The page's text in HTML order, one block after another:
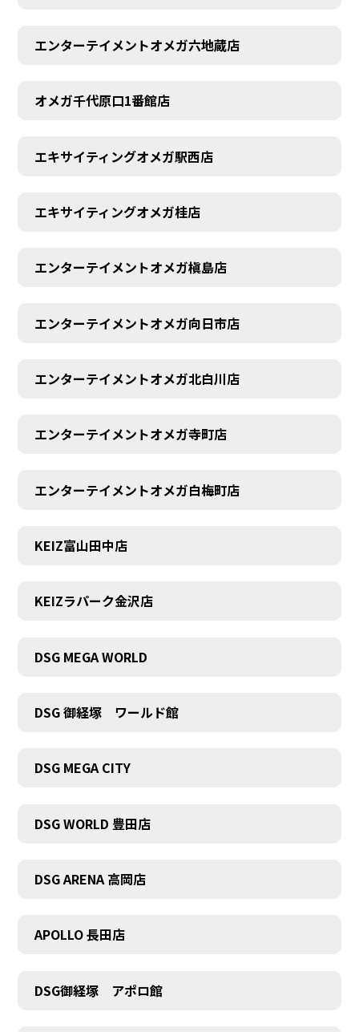
エンターテイメントオメガ六地蔵店
オメガ千代原口1番館店
エキサイティングオメガ駅西店
エキサイティングオメガ桂店
エンターテイメントオメガ槇島店
エンターテイメントオメガ向日市店
エンターテイメントオメガ北白川店
エンターテイメントオメガ寺町店
エンターテイメントオメガ白梅町店
KEIZ富山田中店
KEIZラパーク金沢店
DSG MEGA WORLD
DSG 御経塚 ワールド館
DSG MEGA CITY
DSG WORLD 豊田店
DSG ARENA 高岡店
APOLLO 長田店
DSG御経塚 アポロ館